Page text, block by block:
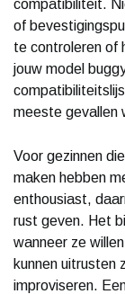
compatibiliteit.
of
te controleren of
jouw model
meeste gevallen
Voor gezinnen
maken hebben
enthousiast,
rust geven. Het
wanneer ze
kunnen uitrusten
improviseren.